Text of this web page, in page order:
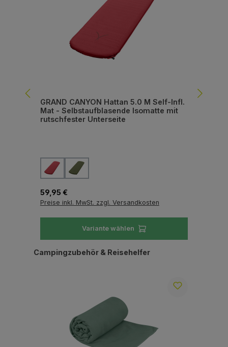
GRAND CANYON Hattan 5.0 M Self-Infl.
Mat - Selbstaufblasende Isomatte mit
rutschfester Unterseite
Farbe auswählen
Regulärer Preis:
59,95 €
Preise inkl. MwSt. zzgl. Versandkosten
Variante wählen
Produktgalerie überspringen
Campingzubehör & Reisehelfer